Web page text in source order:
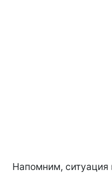
Напомним, ситуация